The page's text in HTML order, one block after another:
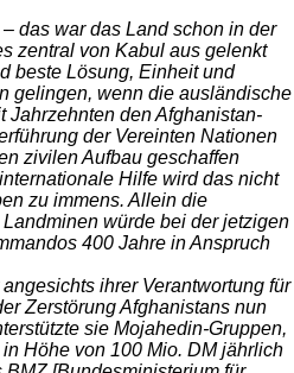
das war das Land schon in der
zentral von Kabul aus gelenkt
beste Lösung, Einheit und
gelingen, wenn die ausländische
Jahrzehnten den Afghanistan-
der Vereinten Nationen
zivilen Aufbau geschaffen
Hilfe wird das nicht
zu immens. Allein die
würde bei der jetzigen
400 Jahre in Anspruch
ihrer Verantwortung für
Zerstörung Afghanistans nun
sie Mojahedin-Gruppen,
Höhe von 100 Mio. DM jährlich